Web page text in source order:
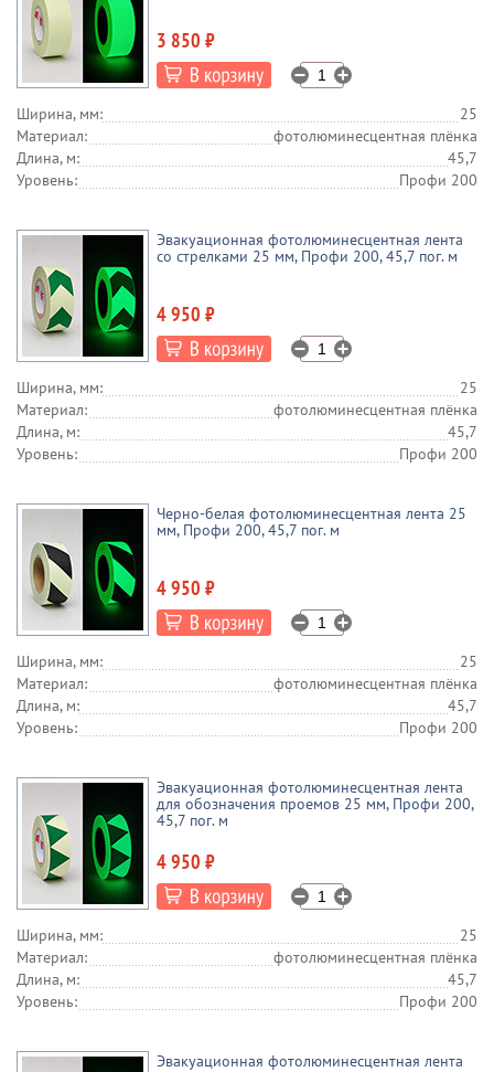
3 850 ₽
Ширина, мм:
25
Материал:
фотолюминесцентная плёнка
Длина, м:
45,7
Уровень:
Профи 200
Эвакуационная фотолюминесцентная лента
со стрелками 25 мм, Профи 200, 45,7 пог. м
4 950 ₽
Ширина, мм:
25
Материал:
фотолюминесцентная плёнка
Длина, м:
45,7
Уровень:
Профи 200
Черно-белая фотолюминесцентная лента 25
мм, Профи 200, 45,7 пог. м
4 950 ₽
Ширина, мм:
25
Материал:
фотолюминесцентная плёнка
Длина, м:
45,7
Уровень:
Профи 200
Эвакуационная фотолюминесцентная лента
для обозначения проемов 25 мм, Профи 200,
45,7 пог. м
4 950 ₽
Ширина, мм:
25
Материал:
фотолюминесцентная плёнка
Длина, м:
45,7
Уровень:
Профи 200
Эвакуационная фотолюминесцентная лента